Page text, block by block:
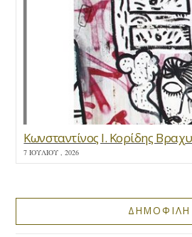
Κωνσταντίνος Ι. Κορίδης
7 ΙΟΥΛΊΟΥ , 2026
ΔΗΜΟΦΙΛΗ